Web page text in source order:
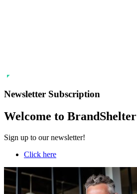
Newsletter Subscription
Welcome to BrandShelter
Sign up to our newsletter!
Click here